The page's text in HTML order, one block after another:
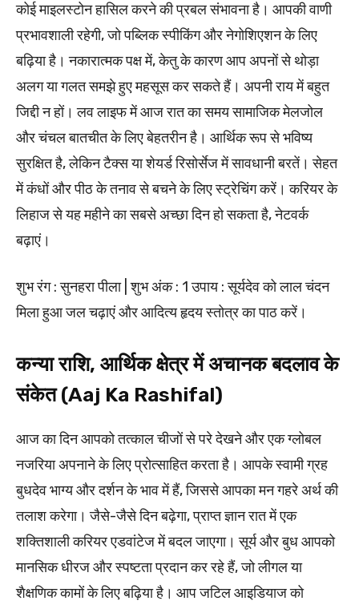
कोई माइलस्टोन हासिल करने की प्रबल संभावना है। आपकी वाणी
प्रभावशाली रहेगी, जो पब्लिक स्पीकिंग और नेगोशिएशन के लिए
बढ़िया है। नकारात्मक पक्ष में, केतु के कारण आप अपनों से थोड़ा
अलग या गलत समझे हुए महसूस कर सकते हैं। अपनी राय में बहुत
जिद्दी न हों। लव लाइफ में आज रात का समय सामाजिक मेलजोल
और चंचल बातचीत के लिए बेहतरीन है। आर्थिक रूप से भविष्य
सुरक्षित है, लेकिन टैक्स या शेयर्ड रिसोर्सेज में सावधानी बरतें। सेहत
में कंधों और पीठ के तनाव से बचने के लिए स्ट्रेचिंग करें। करियर के
लिहाज से यह महीने का सबसे अच्छा दिन हो सकता है, नेटवर्क
बढ़ाएं।
शुभ रंग : सुनहरा पीला | शुभ अंक : 1 उपाय : सूर्यदेव को लाल चंदन
मिला हुआ जल चढ़ाएं और आदित्य हृदय स्तोत्र का पाठ करें।
कन्या राशि, आर्थिक क्षेत्र में अचानक बदलाव के
संकेत (Aaj Ka Rashifal)
आज का दिन आपको तत्काल चीजों से परे देखने और एक ग्लोबल
नजरिया अपनाने के लिए प्रोत्साहित करता है। आपके स्वामी ग्रह
बुधदेव भाग्य और दर्शन के भाव में हैं, जिससे आपका मन गहरे अर्थ की
तलाश करेगा। जैसे-जैसे दिन बढ़ेगा, प्राप्त ज्ञान रात में एक
शक्तिशाली करियर एडवांटेज में बदल जाएगा। सूर्य और बुध आपको
मानसिक धीरज और स्पष्टता प्रदान कर रहे हैं, जो लीगल या
शैक्षणिक कामों के लिए बढ़िया है। आप जटिल आइडियाज को